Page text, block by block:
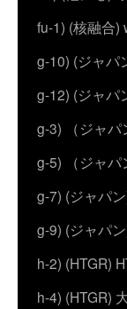
fu-1) (核融合)
g-10) (ジャパ
g-12) (ジャパ
g-3) （ジャパ
g-5) （ジャパ
g-7) (ジャパ
g-9) (ジャパ
h-2) (HTGR)
h-4) (HTGR)